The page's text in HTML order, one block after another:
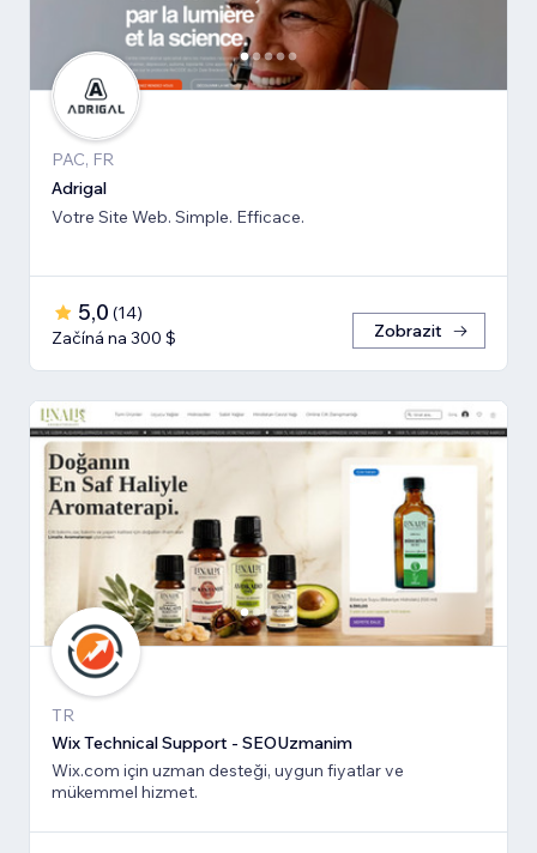
PAC, FR
Adrigal
Votre Site Web. Simple. Efficace.
5,0 (14)
Začíná na 300 $
Zobrazit
TR
Wix Technical Support - SEOUzmanim
Wix.com için uzman desteği, uygun fiyatlar ve
mükemmel hizmet.